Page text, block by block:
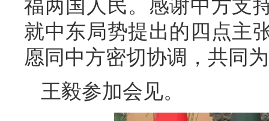
福两国人民。感谢中方支
就中东局势提出的四点主
愿同中方密切协调，共同
王毅参加会见。